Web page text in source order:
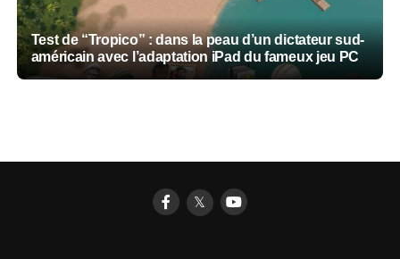
Test de “Tropico” : dans la peau d’un dictateur sud-
américain avec l’adaptation iPad du fameux jeu PC
Tropico : gérez votre propre paradis tropical,
maintenant disponible sur iPad, avant une version
iPhone (vidéos)
Venu du PC et adapté à l’iPad, voici Project
Highrise, jeu de gestion d’immeuble dans la pure
𝕏